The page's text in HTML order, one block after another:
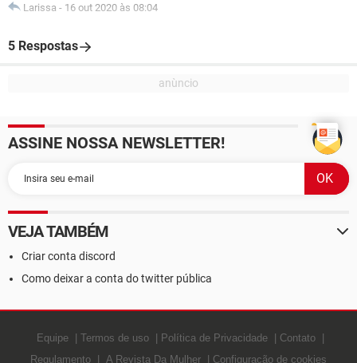
Larissa - 16 out 2020 às 08:04
5 Respostas
ASSINE NOSSA NEWSLETTER!
VEJA TAMBÉM
Criar conta discord
Como deixar a conta do twitter pública
Equipe Termos de uso Política de Privacidade
Contato
Regulamento
A Revista Da Mulher Configuração de cookies